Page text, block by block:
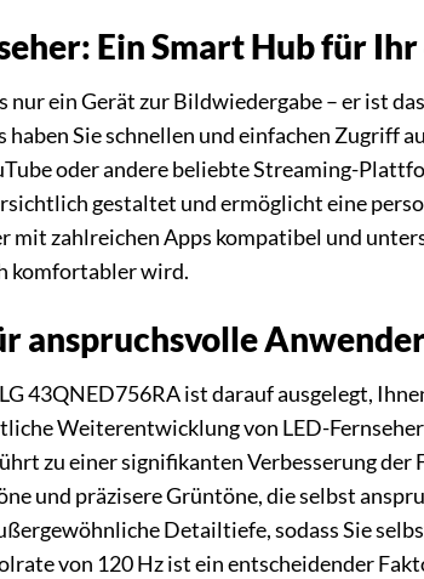
Ein Smart Hub für
nur ein Gerät zur Bildwiedergabe – er ist
Sie schnellen und einfachen Zugriff
oder andere beliebte Streaming-
gestaltet und ermöglicht eine
mit zahlreichen Apps kompatibel und
komfortabler wird.
anspruchsvolle
43QNED756RA ist darauf ausgelegt,
Weiterentwicklung von LED-
zu einer signifikanten Verbesserung
und präzisere Grüntöne, die selbst
Detailtiefe, sodass Sie
von 120 Hz ist ein entscheidender